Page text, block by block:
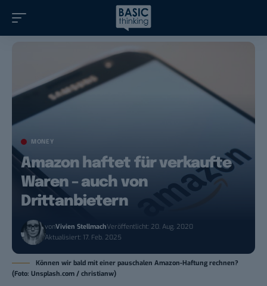
MONEY
Amazon haftet für verkaufte
Waren – auch von
Drittanbietern
vonVivien StellmachVeröffentlicht: 20. Aug. 2020
Aktualisiert: 17. Feb. 2025
Können wir bald mit einer pauschalen Amazon-Haftung rechnen?
(Foto: Unsplash.com / christianw)